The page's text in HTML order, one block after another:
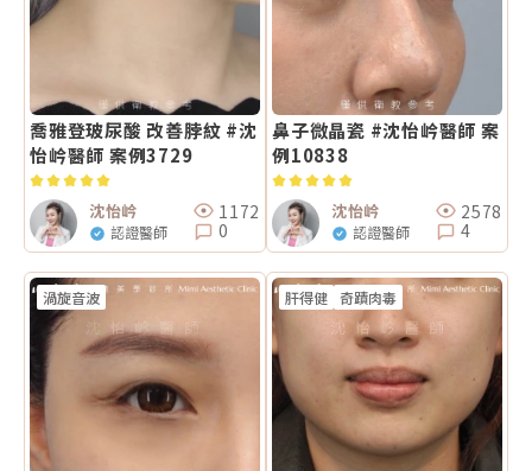
喬雅登玻尿酸 改善脖紋 #沈
怡岒醫師 案例3729
沈怡岒
認證醫師
1172
0
渦旋音波
鼻子微晶瓷 #沈怡岒醫師 案
例10838
沈怡岒
認證醫師
2578
4
肝得健 奇蹟肉毒